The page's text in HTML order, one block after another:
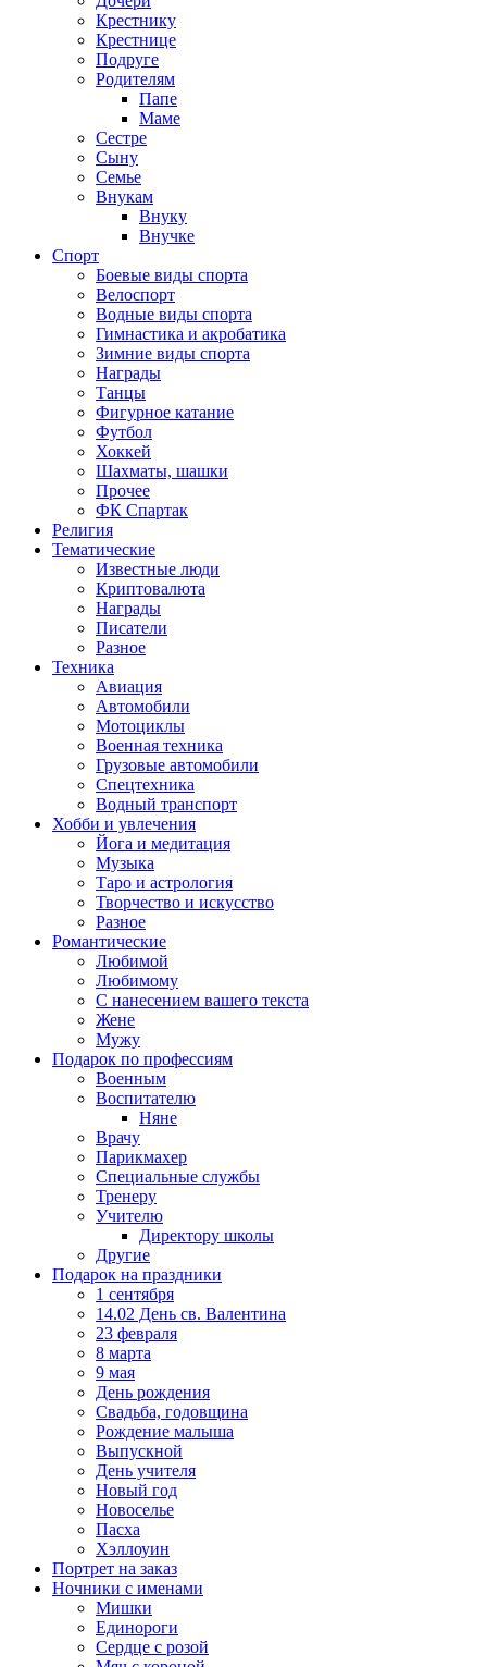
Крестнику
Крестнице
Подруге
Родителям
Папе
Маме
Сестре
Сыну
Семье
Внукам
Внуку
Внучке
Спорт
Боевые виды спорта
Велоспорт
Водные виды спорта
Гимнастика и акробатика
Зимние виды спорта
Награды
Танцы
Фигурное катание
Футбол
Хоккей
Шахматы, шашки
Прочее
ФК Спартак
Религия
Тематические
Известные люди
Криптовалюта
Награды
Писатели
Разное
Техника
Авиация
Автомобили
Мотоциклы
Военная техника
Грузовые автомобили
Спецтехника
Водный транспорт
Хобби и увлечения
Йога и медитация
Музыка
Таро и астрология
Творчество и искусство
Разное
Романтические
Любимой
Любимому
С нанесением вашего текста
Жене
Мужу
Подарок по профессиям
Военным
Воспитателю
Няне
Врачу
Парикмахер
Специальные службы
Тренеру
Учителю
Директору школы
Другие
Подарок на праздники
1 сентября
14.02 День св. Валентина
23 февраля
8 марта
9 мая
День рождения
Свадьба, годовщина
Рождение малыша
Выпускной
День учителя
Новый год
Новоселье
Пасха
Хэллоуин
Портрет на заказ
Ночники с именами
Мишки
Единороги
Сердце с розой